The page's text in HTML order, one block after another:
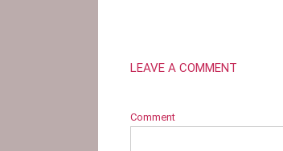
LEAVE A COMMENT
Comment